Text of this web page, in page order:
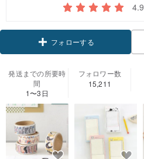
4.9
フォローする
発送までの所要時
間
1〜3日
フォロワー数
15,211